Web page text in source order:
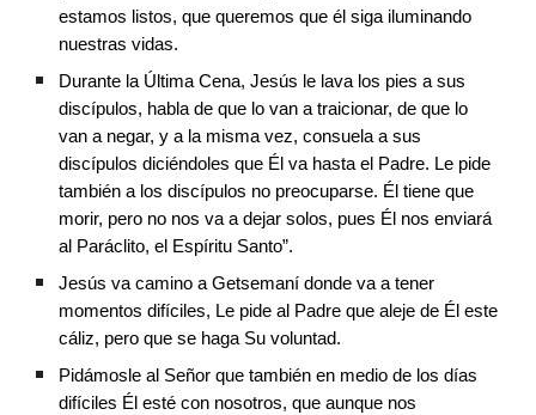
estamos listos, que queremos que él siga iluminando
nuestras vidas.
Durante la Última Cena, Jesús le lava los pies a sus
discípulos, habla de que lo van a traicionar, de que lo
van a negar, y a la misma vez, consuela a sus
discípulos diciéndoles que Él va hasta el Padre. Le pide
también a los discípulos no preocuparse. Él tiene que
morir, pero no nos va a dejar solos, pues Él nos enviará
al Paráclito, el Espíritu Santo”.
Jesús va camino a Getsemaní donde va a tener
momentos difíciles, Le pide al Padre que aleje de Él este
cáliz, pero que se haga Su voluntad.
Pidámosle al Señor que también en medio de los días
difíciles Él esté con nosotros, que aunque nos